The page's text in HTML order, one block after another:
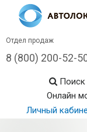
Отдел продаж
8 (800) 200-52-
Поиск
Онлайн
Личный